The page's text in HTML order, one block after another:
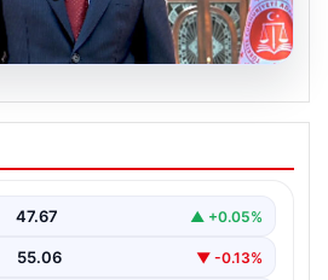
Çerçeve Yasa
İşlemler Hukuk
terörle mücadelede yeni bir
yasanın Meclis'te kabul…
47.67 ▲ +0.05%
55.06 ▼ -0.13%